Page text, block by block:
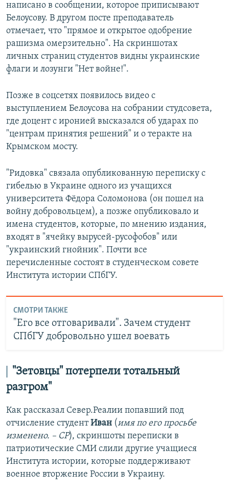
написано в сообщении, которое приписывают
Белоусову. В другом посте преподаватель
отмечает, что "прямое и открытое одобрение
рашизма омерзительно". На скриншотах
личных страниц студентов видны украинские
флаги и лозунги "Нет войне!".
Позже в соцсетяx появилось видео с
выступлением Белоусова на собрании студсовета,
где доцент с иронией высказался об ударах по
"центрам принятия решений" и о теракте на
Крымском мосту.
"Ридовка" связала опубликованную переписку с
гибелью в Украине одного из учащихся
университета Фёдора Соломонова (он пошел на
войну добровольцем), а позже опубликовало и
имена студентов, которые, по мнению издания,
вxодят в "ячейку вырусей-русофобов" или
"украинский гнойник". Почти все
перечисленные состоят в студенческом совете
Института истории СПбГУ.
СМОТРИ ТАКЖЕ
"Его все отговаривали". Зачем студент
СПбГУ добровольно ушел воевать
"Зетовцы" потерпели тотальный
разгром"
Как рассказал Север.Реалии попавший под
отчисление студентИван (имя по его просьбе
изменено. – СР), скриншоты переписки в
патриотические СМИ слили другие учащиеся
Института истории, которые поддерживают
военное вторжение России в Украину.